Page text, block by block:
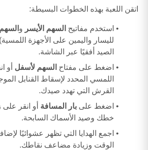
اتقن اللعبة بهذه الخطوات البسيطة:
استخدم مفاتيح السهم الأيسر و
لليسار واليمين على الأجهزة
الصيد أفقيًا عبر الشاشة.
اضغط على مفتاح السهم لأسفل أو
اللمسي المحدد لإسقاط القنابل
القرش التي تهدد صيدك.
اضغط على بار المسافة أو انقر على
خطك وصيد الأسماك السابحة.
اجمع الهدايا التي تظهر عشوائيًا
الوقت وزيادة مضاعف نقاطك.